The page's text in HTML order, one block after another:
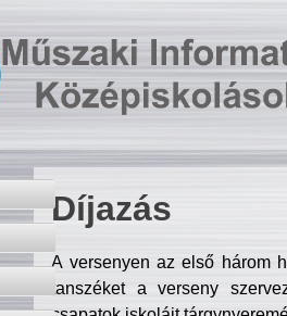
Díjazás
A versenyen az első három
tanszéket a verseny